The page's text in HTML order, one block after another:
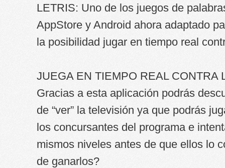
LETRIS: Uno de los juegos de
AppStore y Android ahora adaptado
la posibilidad jugar en tiempo real
JUEGA EN TIEMPO REAL CONTRA
Gracias a esta aplicación podrás
de “ver” la televisión ya que podrás
los concursantes del programa e
mismos niveles antes de que ellos lo
de ganarlos?